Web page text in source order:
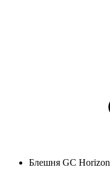
Блешня GC Horizon